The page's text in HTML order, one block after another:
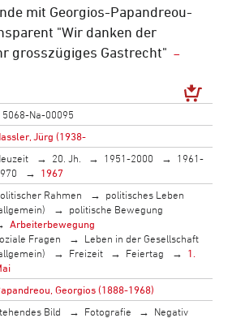
mit Georgios-Papandreou-
"Wir danken der
grosszügiges Gastrecht"
5068-Na-00095
Jürg (1938-
20. Jh. 1951-2000
1961-
1967
Rahmen
politisches Leben
politische Bewegung
Arbeiterbewegung
Fragen
Leben in der Gesellschaft
Freizeit Feiertag
1.
Georgios (1888-1968)
Bild Fotografie
Negativ